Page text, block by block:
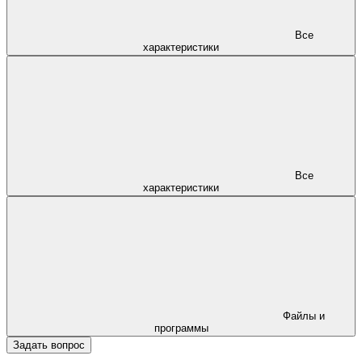
характеристики
характеристики
программы
Задать вопрос